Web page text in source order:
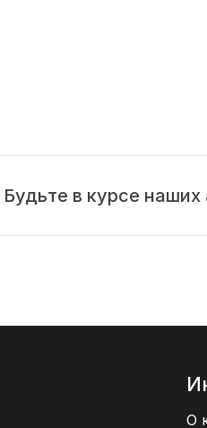
Будьте в курсе наших
О